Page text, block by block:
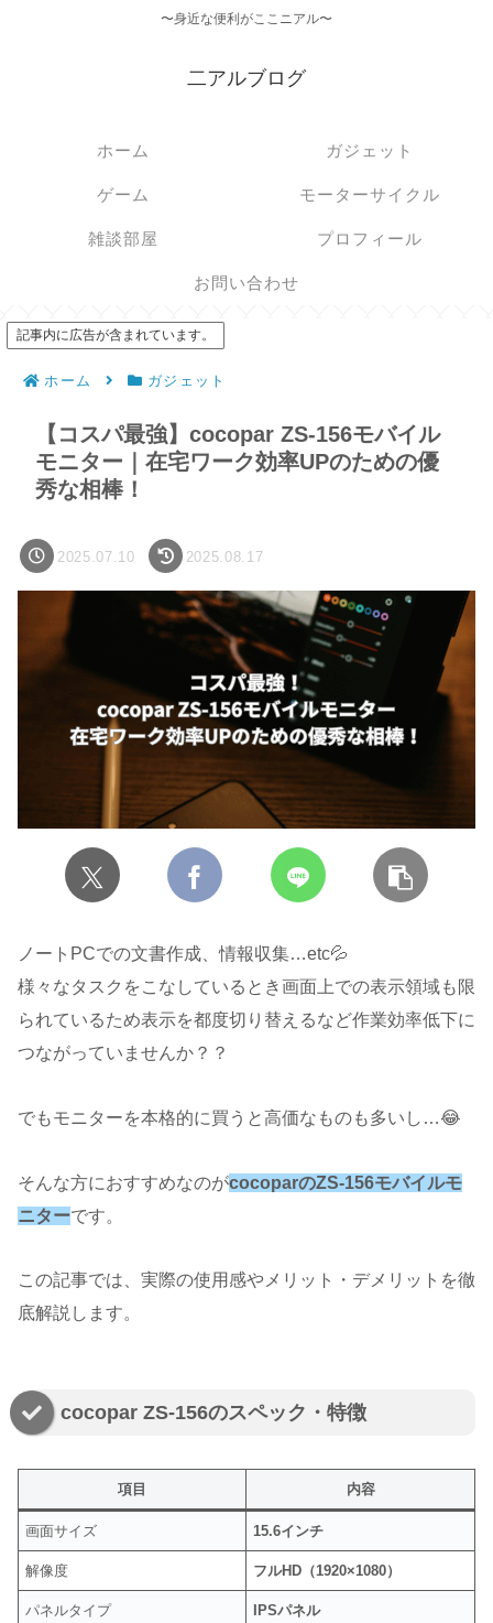
〜身近な便利がここニアル〜
二アルブログ
ホーム ガジェット
ゲーム モーターサイクル
雑談部屋 プロフィール
お問い合わせ
記事内に広告が含まれています。
ホーム ガジェット
【コスパ最強】cocopar ZS-156モバイル
モニター｜在宅ワーク効率UPのための優
秀な相棒！
2025.07.10 2025.08.17
ノートPCでの文書作成、情報収集…etc💦
様々なタスクをこなしているとき画面上での表示領域も限
られているため表示を都度切り替えるなど作業効率低下に
つながっていませんか？？
でもモニターを本格的に買うと高価なものも多いし…😂
そんな方におすすめなのがcocoparのZS-156モバイルモ
ニターです。
この記事では、実際の使用感やメリット・デメリットを徹
底解説します。
cocopar ZS-156のスペック・特徴
項目 内容
画面サイズ 15.6インチ
解像度 フルHD（1920×1080）
パネルタイプ IPSパネル